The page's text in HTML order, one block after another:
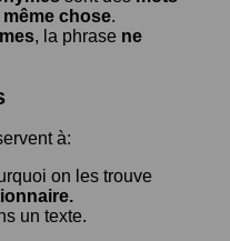
chose.
, la phrase ne
à:
on les trouve
un texte.